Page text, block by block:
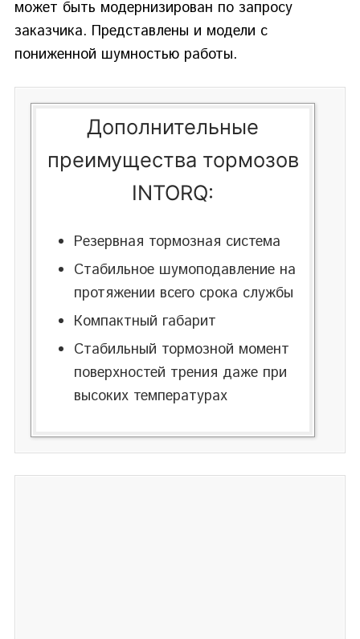
может быть модернизирован по запросу
заказчика. Представлены и модели с
пониженной шумностью работы.
Дополнительные
преимущества тормозов
INTORQ:
Резервная тормозная система
Стабильное шумоподавление на
протяжении всего срока службы
Компактный габарит
Стабильный тормозной момент
поверхностей трения даже при
высоких температурах